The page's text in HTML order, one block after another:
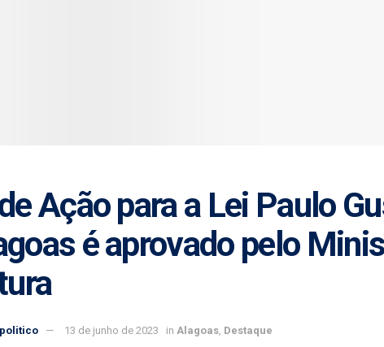
Ação para a Lei Paulo
é aprovado pelo
13 de junho de 2023 in Alagoas Destaque